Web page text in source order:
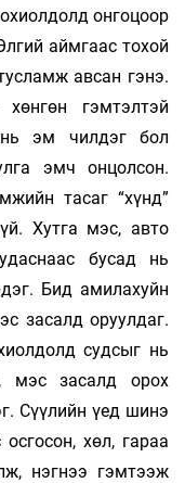
онгоцоор
аймгаас тохой
авсан гэнэ.
гэмтэлтэй
нь эм­ чилдэг бол
эмч онцолсон.
тасаг “хүнд”
Хутга мэс, авто
бусад нь
Бид амилахуйн
засалд оруулдаг.
судсыг нь
мэс засалд орох
Сүүлийн үед шинэ
хөл, гараа
нэгнээ гэмтээж